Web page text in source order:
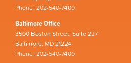
Phone: 202-540-7400
Baltimore Office
3500 Boston Street, Suite 227
Baltimore, MD 21224
Phone: 202-540-7400